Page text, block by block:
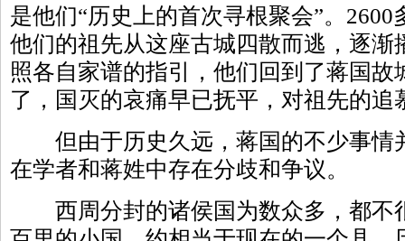
是他们“历史上的首次寻根聚会”。
他们的祖先从这座古城四散而逃，逐渐
照各自家谱的指引，他们回到了蒋国故
了，国灭的哀痛早已抚平，对祖先的追
但由于历史久远，蒋国的不少事情
在学者和蒋姓中存在分歧和争议。
西周分封的诸侯国为数众多，都不